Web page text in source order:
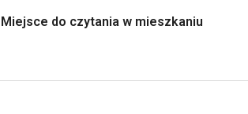
Miejsce do czytania w mieszkaniu